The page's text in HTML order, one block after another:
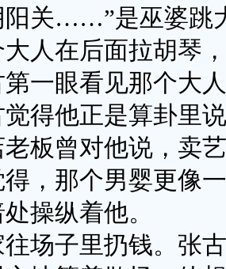
阳关……”是巫婆跳
在后面拉胡琴，
眼看见那个大人
得他正是算卦里
曾对他说，卖艺
，那个男婴更像
操纵着他。
子里扔钱。张古